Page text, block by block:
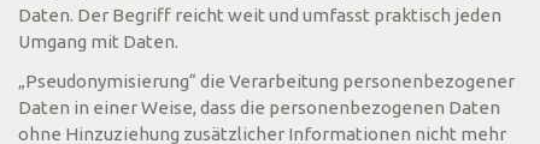
Daten. Der Begriff reicht weit und umfasst praktisch jeden
Umgang mit Daten.
„Pseudonymisierung“ die Verarbeitung personenbezogener
Daten in einer Weise, dass die personenbezogenen Daten
ohne Hinzuziehung zusätzlicher Informationen nicht mehr